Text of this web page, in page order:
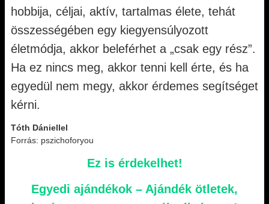
hobbija, céljai, aktív, tartalmas élete, tehát
összességében egy kiegyensúlyozott
életmódja, akkor beleférhet a „csak egy rész”.
Ha ez nincs meg, akkor tenni kell érte, és ha
egyedül nem megy, akkor érdemes segítséget
kérni.
Tóth Dániellel
Forrás: pszichoforyou
Ez is érdekelhet!
Egyedi ajándékok – Ajándék ötletek,